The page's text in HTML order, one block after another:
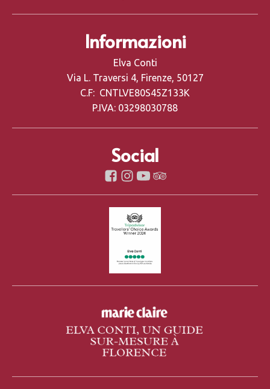
Informazioni
Elva Conti
Via L. Traversi 4, Firenze, 50127
C.F: CNTLVE80S45Z133K
P.IVA: 03298030788
Social